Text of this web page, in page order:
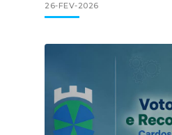
26-FEV-2026